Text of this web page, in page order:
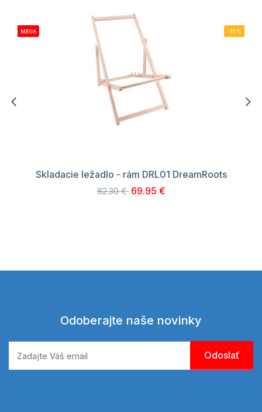
MEGA -15%
Skladacie ležadlo - rám DRL01 DreamRoots
82.30 € 69.95 €
Odoberajte naše novinky